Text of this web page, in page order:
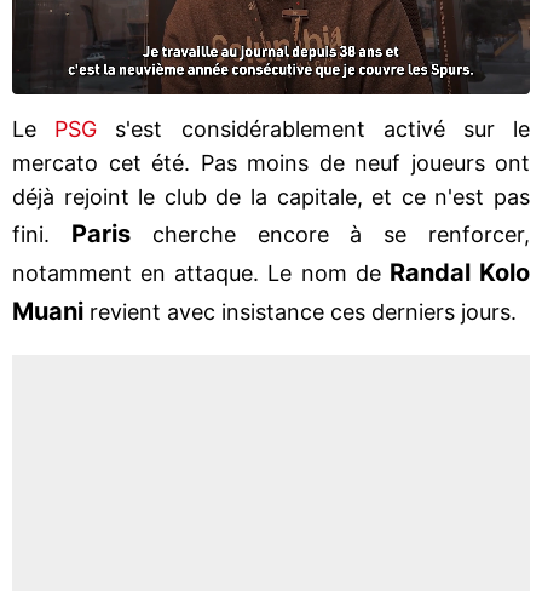
Le PSG s'est considérablement activé sur le
mercato cet été. Pas moins de neuf joueurs ont
déjà rejoint le club de la capitale, et ce n'est pas
fini. Parischerche encore à se renforcer,
notamment en attaque. Le nom deRandal Kolo
Muani revient avec insistance ces derniers jours.